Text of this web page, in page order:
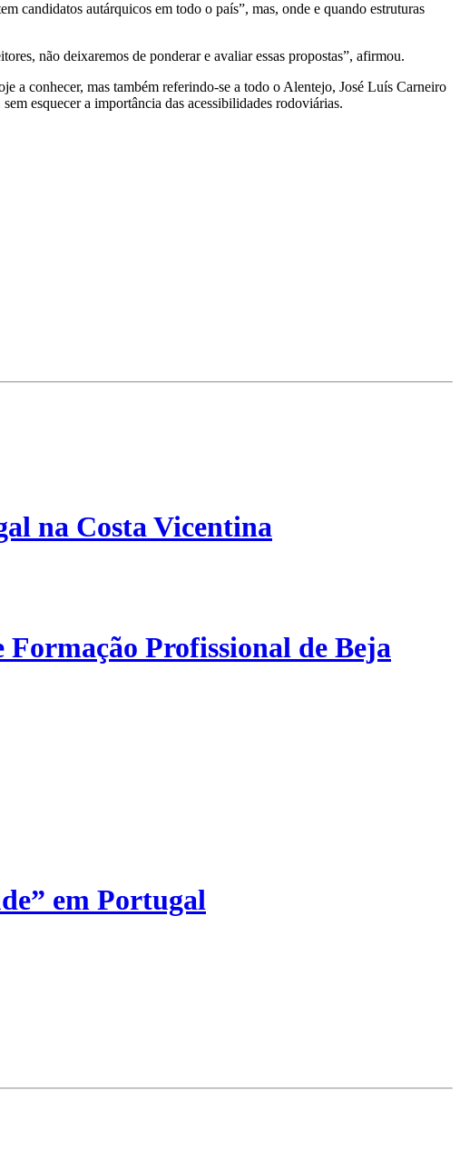
candidatos autárquicos em todo o país”, mas, onde e quando estruturas
não deixaremos de ponderar e avaliar essas propostas”, afirmou.
a conhecer, mas também referindo-se a todo o Alentejo, José Luís Carneiro
esquecer a importância das acessibilidades rodoviárias.
na Costa Vicentina
Profissional de Beja
em Portugal